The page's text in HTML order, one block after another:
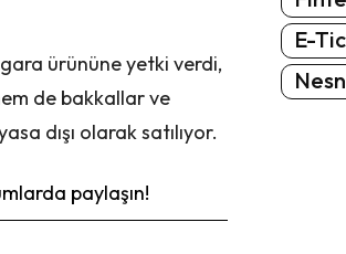
ürününe yetki verdi,
de bakkallar ve
dışı olarak satılıyor.
paylaşın!
E-